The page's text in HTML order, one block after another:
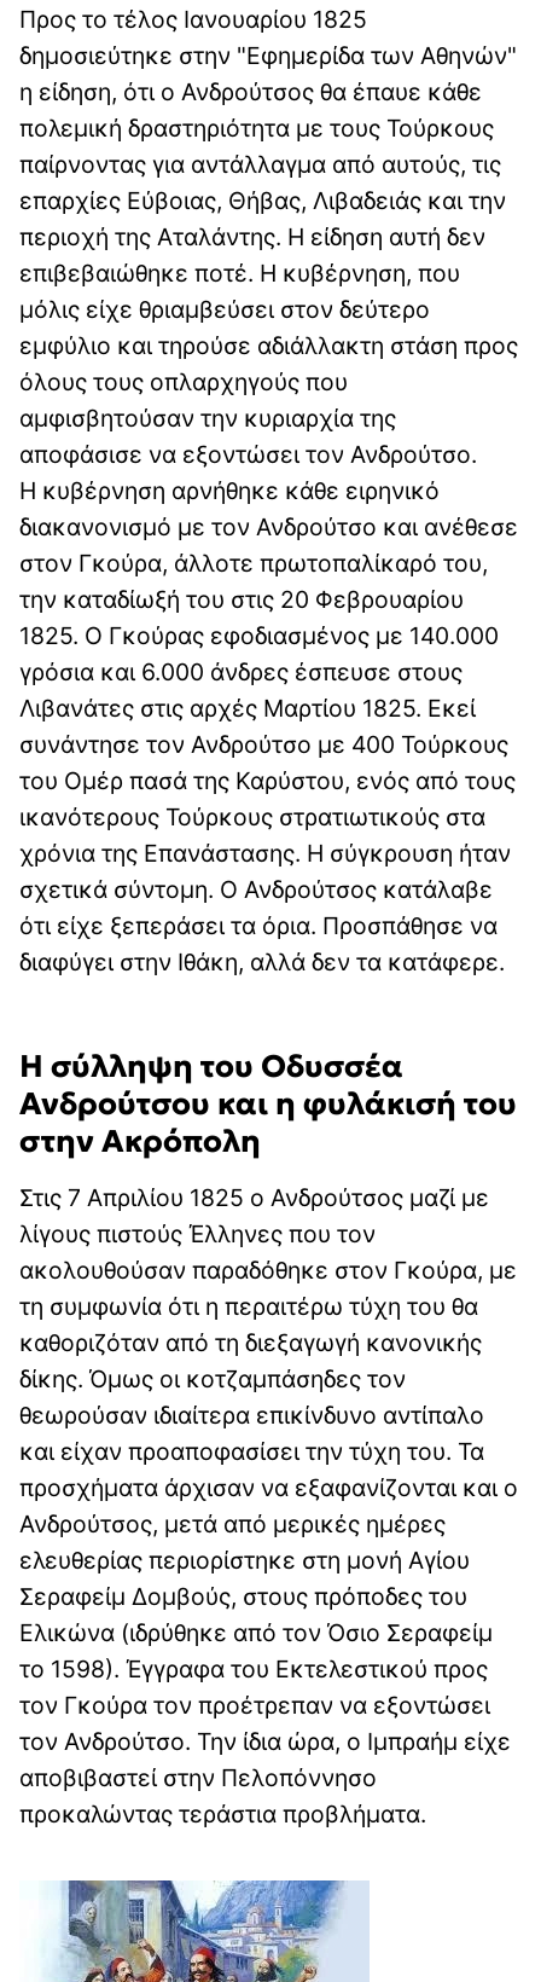
Προς το τέλος Ιανουαρίου 1825
δημοσιεύτηκε στην "Εφημερίδα των Αθηνών"
η είδηση, ότι ο Ανδρούτσος θα έπαυε κάθε
πολεμική δραστηριότητα με τους Τούρκους
παίρνοντας για αντάλλαγμα από αυτούς, τις
επαρχίες Εύβοιας, Θήβας, Λιβαδειάς και την
περιοχή της Αταλάντης. Η είδηση αυτή δεν
επιβεβαιώθηκε ποτέ. Η κυβέρνηση, που
μόλις είχε θριαμβεύσει στον δεύτερο
εμφύλιο και τηρούσε αδιάλλακτη στάση προς
όλους τους οπλαρχηγούς που
αμφισβητούσαν την κυριαρχία της
αποφάσισε να εξοντώσει τον Ανδρούτσο.
Η κυβέρνηση αρνήθηκε κάθε ειρηνικό
διακανονισμό με τον Ανδρούτσο και ανέθεσε
στον Γκούρα, άλλοτε πρωτοπαλίκαρό του,
την καταδίωξή του στις 20 Φεβρουαρίου
1825. Ο Γκούρας εφοδιασμένος με 140.000
γρόσια και 6.000 άνδρες έσπευσε στους
Λιβανάτες στις αρχές Μαρτίου 1825. Εκεί
συνάντησε τον Ανδρούτσο με 400 Τούρκους
του Ομέρ πασά της Καρύστου, ενός από τους
ικανότερους Τούρκους στρατιωτικούς στα
χρόνια της Επανάστασης. Η σύγκρουση ήταν
σχετικά σύντομη. Ο Ανδρούτσος κατάλαβε
ότι είχε ξεπεράσει τα όρια. Προσπάθησε να
διαφύγει στην Ιθάκη, αλλά δεν τα κατάφερε.
Η σύλληψη του Οδυσσέα
Ανδρούτσου και η φυλάκισή του
στην Ακρόπολη
Στις 7 Απριλίου 1825 ο Ανδρούτσος μαζί με
λίγους πιστούς Έλληνες που τον
ακολουθούσαν παραδόθηκε στον Γκούρα, με
τη συμφωνία ότι η περαιτέρω τύχη του θα
καθοριζόταν από τη διεξαγωγή κανονικής
δίκης. Όμως οι κοτζαμπάσηδες τον
θεωρούσαν ιδιαίτερα επικίνδυνο αντίπαλο
και είχαν προαποφασίσει την τύχη του. Τα
προσχήματα άρχισαν να εξαφανίζονται και ο
Ανδρούτσος, μετά από μερικές ημέρες
ελευθερίας περιορίστηκε στη μονή Αγίου
Σεραφείμ Δομβούς, στους πρόποδες του
Ελικώνα (ιδρύθηκε από τον Όσιο Σεραφείμ
το 1598). Έγγραφα του Εκτελεστικού προς
τον Γκούρα τον προέτρεπαν να εξοντώσει
τον Ανδρούτσο. Την ίδια ώρα, ο Ιμπραήμ είχε
αποβιβαστεί στην Πελοπόννησο
προκαλώντας τεράστια προβλήματα.